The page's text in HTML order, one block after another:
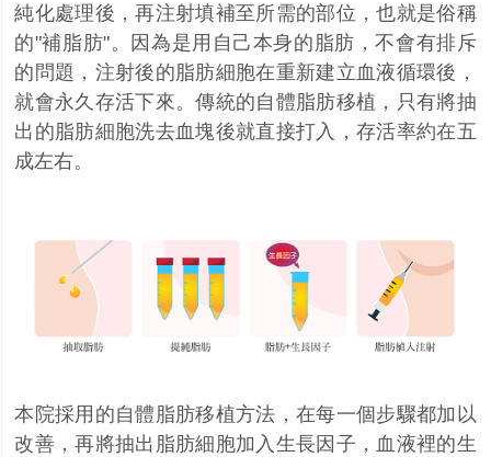
純化處理後，再注射填補至所需的部位，也就是俗稱
的"補脂肪"。因為是用自己本身的脂肪，不會有排斥
的問題，注射後的脂肪細胞在重新建立血液循環後，
就會永久存活下來。傳統的自體脂肪移植，只有將抽
出的脂肪細胞洗去血塊後就直接打入，存活率約在五
成左右。
本院採用的自體脂肪移植方法，在每一個步驟都加以
改善，再將抽出脂肪細胞加入生長因子，血液裡的生